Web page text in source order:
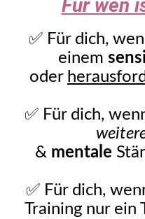
Für wen
✅ Für dich,
einem
oder
✅ Für dich,
& mentale
✅ Für dich,
Training nur ein